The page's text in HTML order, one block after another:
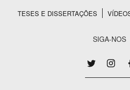
TESES E DISSERTAÇÕES
SIGA-NOS